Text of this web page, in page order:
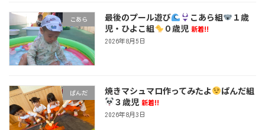
こあら 最後のプール遊び こあら組
１歳
児・ひよこ組
０歳児 新着!!
2026年8月5日
ぱんだ 焼きマシュマロ作ってみたよ
ぱんだ組
３歳児 新着!!
2026年8月3日